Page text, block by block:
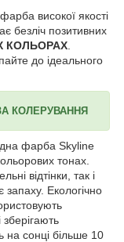
високої якості
безліч позитивних
КОЛЬОРАХ
до ідеального
КОЛЕРУВАННЯ
фарба Skyline
тонах.
відтінки, так і
запаху. Екологічно
зберігають
на сонці більше 10